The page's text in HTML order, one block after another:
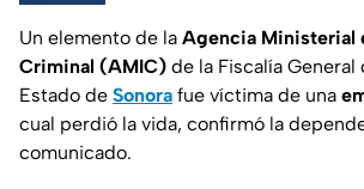
Un elemento de la Agencia Ministerial
Criminal (AMIC) de la Fiscalía
Estado de Sonora fue víctima de una
cual perdió la vida, confirmó la
comunicado.